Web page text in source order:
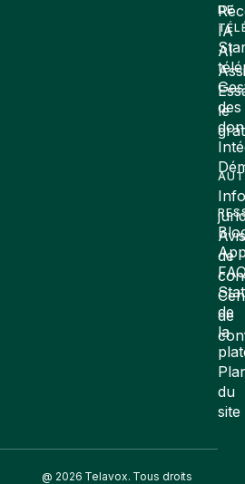
DE
des
de
la
du
site
IA
AI
le
Avis
de
de
@ 2026 Telavox. Tous droits